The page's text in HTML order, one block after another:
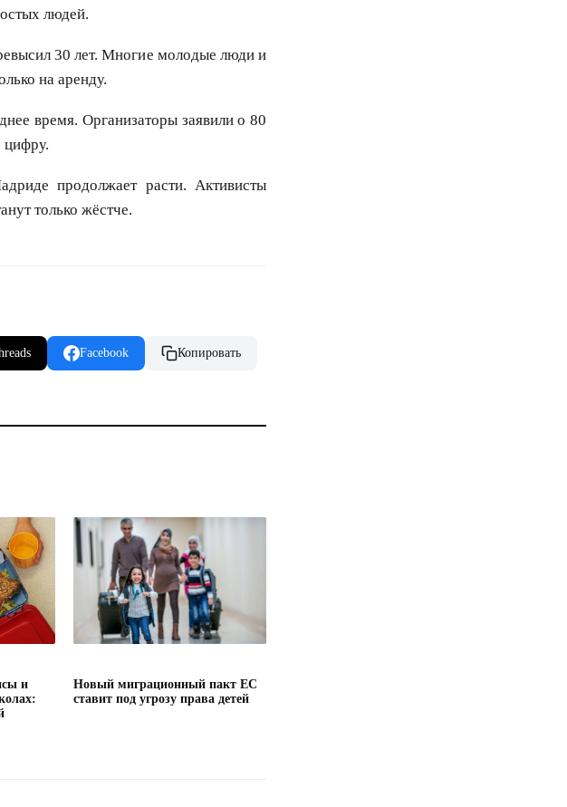
людей.
30 лет. Многие молодые люди и
на аренду.
время. Организаторы заявили о 80
цифру.
продолжает расти. Активисты
только жёстче.
Facebook Копировать
и
Новый миграционный пакт ЕС
ставит под угрозу права детей